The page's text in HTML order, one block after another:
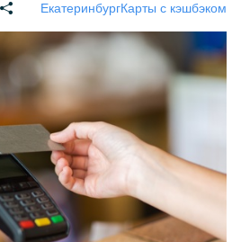
ЕкатеринбургКарты с кэшбэком